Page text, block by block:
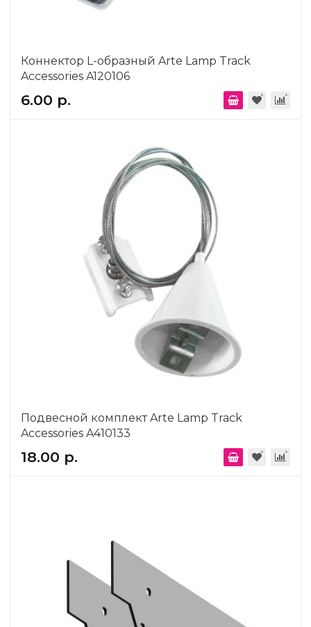
Коннектор L-образный Arte Lamp Track
Accessories A120106
6.00 р.
Подвесной комплект Arte Lamp Track
Accessories A410133
18.00 р.